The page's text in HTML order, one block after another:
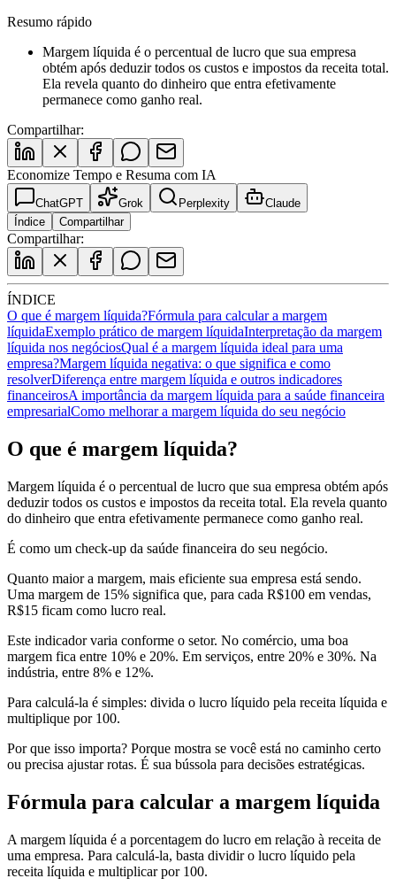
Resumo rápido
Margem líquida é o percentual de lucro que sua empresa
obtém após deduzir todos os custos e impostos da receita total.
Ela revela quanto do dinheiro que entra efetivamente
permanece como ganho real.
Compartilhar:
Economize Tempo e Resuma com IA
ChatGPT Grok Perplexity
Claude
Índice
Compartilhar
Compartilhar:
ÍNDICE
O que é margem líquida?Fórmula para calcular a margem
líquidaExemplo prático de margem líquidaInterpretação da margem
líquida nos negóciosQual é a margem líquida ideal para uma
empresa?Margem líquida negativa: o que significa e como
resolverDiferença entre margem líquida e outros indicadores
financeirosA importância da margem líquida para a saúde financeira
empresarialComo melhorar a margem líquida do seu negócio
O que é margem líquida?
Margem líquida é o percentual de lucro que sua empresa obtém após
deduzir todos os custos e impostos da receita total. Ela revela quanto
do dinheiro que entra efetivamente permanece como ganho real.
É como um check-up da saúde financeira do seu negócio.
Quanto maior a margem, mais eficiente sua empresa está sendo.
Uma margem de 15% significa que, para cada R$100 em vendas,
R$15 ficam como lucro real.
Este indicador varia conforme o setor. No comércio, uma boa
margem fica entre 10% e 20%. Em serviços, entre 20% e 30%. Na
indústria, entre 8% e 12%.
Para calculá-la é simples: divida o lucro líquido pela receita líquida e
multiplique por 100.
Por que isso importa? Porque mostra se você está no caminho certo
ou precisa ajustar rotas. É sua bússola para decisões estratégicas.
Fórmula para calcular a margem líquida
A margem líquida é a porcentagem do lucro em relação à receita de
uma empresa. Para calculá-la, basta dividir o lucro líquido pela
receita líquida e multiplicar por 100.